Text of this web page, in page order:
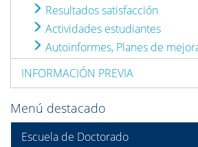
Resultados satisfacción
Actividades estudiantes
Autoinformes, Planes de
INFORMACIÓN PREVIA
Menú destacado
Escuela de Doctorado